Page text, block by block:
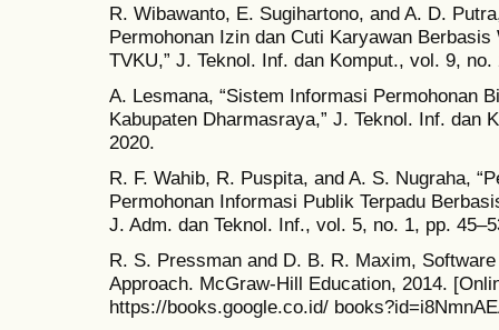
R. Wibawanto, E. Sugihartono, and A. D.
Permohonan Izin dan Cuti Karyawan
TVKU,” J. Teknol. Inf. dan Komput., vol. 9, no.
A. Lesmana, “Sistem Informasi Permohonan
Kabupaten Dharmasraya,” J. Teknol. Inf. dan
2020.
R. F. Wahib, R. Puspita, and A. S. Nugraha,
Permohonan Informasi Publik Terpadu
J. Adm. dan Teknol. Inf., vol. 5, no. 1, pp.
R. S. Pressman and D. B. R. Maxim,
Approach. McGraw-Hill Education, 2014.
https://books.google.co.id/